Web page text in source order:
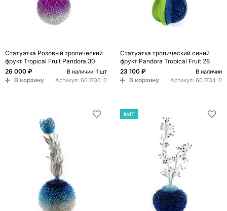
Статуэтка Розовый тропический
фрукт Tropical Fruit Pandora 30
26 000 ₽
В наличии: 1 шт
В корзину Артикул: 60.1736-0
Статуэтка тропический синий
фрукт Pandora Tropical Fruit 28
23 100 ₽
В наличии
В корзину Артикул: 60.1734-0
ХИТ